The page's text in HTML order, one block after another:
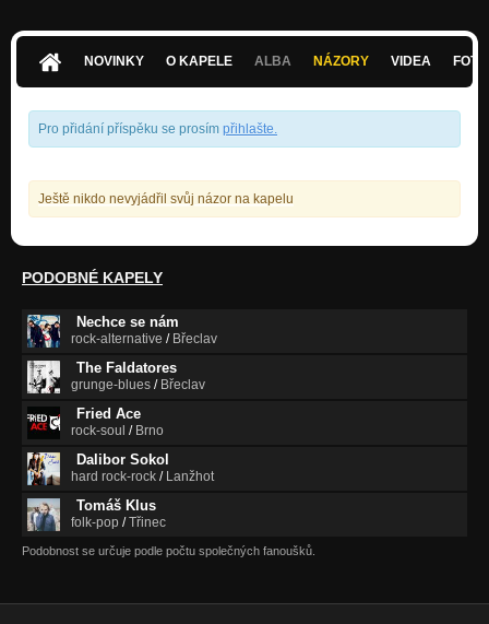
NOVINKY O KAPELE ALBA NÁZORY VIDEA
Pro přidání příspěku se prosím přihlašte
Ještě nikdo nevyjádřil svůj názor na kapelu
PODOBNÉ KAPELY
Nechce se nám
rock-alternative / Břeclav
The Faldatores
grunge-blues / Břeclav
Fried Ace
rock-soul / Brno
Dalibor Sokol
hard rock-rock / Lanžhot
Tomáš Klus
folk-pop /Třinec
Podobnost se určuje podle počtu společných fanoušků.